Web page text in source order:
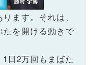
ます。それは、
たを開ける動きで
日2万回もまばた